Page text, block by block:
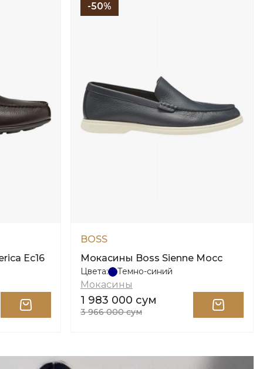
Ec16
-50%
BOSS
Мокасины Boss Sienne Mocc
Цвета: Темно-синий
Мокасины
1 983 000 сум
3 966 000 сум